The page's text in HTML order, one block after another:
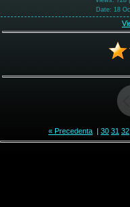
Date: 18
« Precedenta | 30 31 32